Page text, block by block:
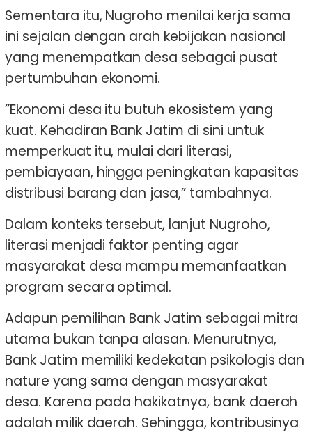
Sementara itu, Nugroho menilai kerja sama
ini sejalan dengan arah kebijakan nasional
yang menempatkan desa sebagai pusat
pertumbuhan ekonomi.
”Ekonomi desa itu butuh ekosistem yang
kuat. Kehadiran Bank Jatim di sini untuk
memperkuat itu, mulai dari literasi,
pembiayaan, hingga peningkatan kapasitas
distribusi barang dan jasa,” tambahnya.
Dalam konteks tersebut, lanjut Nugroho,
literasi menjadi faktor penting agar
masyarakat desa mampu memanfaatkan
program secara optimal.
Adapun pemilihan Bank Jatim sebagai mitra
utama bukan tanpa alasan. Menurutnya,
Bank Jatim memiliki kedekatan psikologis dan
nature yang sama dengan masyarakat
desa. Karena pada hakikatnya, bank daerah
adalah milik daerah. Sehingga, kontribusinya